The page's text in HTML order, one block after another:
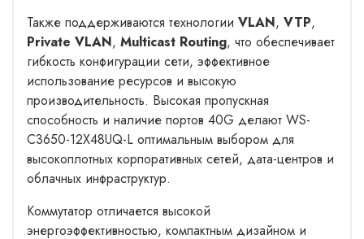
Также поддерживаются технологии VLAN, VTP,
Private VLAN, Multicast Routing, что обеспечивает
гибкость конфигурации сети, эффективное
использование ресурсов и высокую
производительность. Высокая пропускная
способность и наличие портов 40G делают WS-
C3650-12X48UQ-L оптимальным выбором для
высокоплотных корпоративных сетей, дата-центров и
облачных инфраструктур.
Коммутатор отличается высокой
энергоэффективностью, компактным дизайном и